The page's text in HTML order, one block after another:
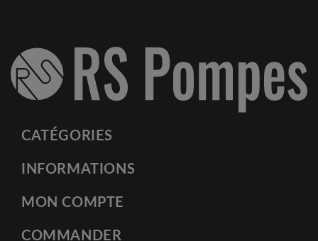
CATÉGORIES
INFORMATIONS
MON COMPTE
COMMANDER